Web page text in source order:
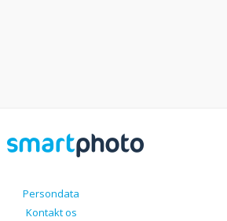
Persondata
Kontakt os